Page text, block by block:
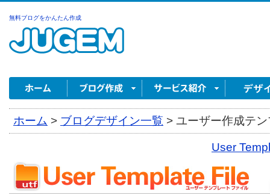
無料ブログをかんたん作成
ホーム > ブログデザイン一覧 > ユーザー作成テ
User